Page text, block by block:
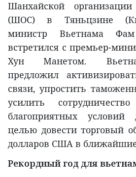
Шанхайской организации
(ШОС) в Тяньцзине
министр Вьетнама
встретился с премьер-
Хун Манетом.
предложил
связи, упростить
усилить
благоприятных
целью довести торговый
долларов США в
Рекордный год для